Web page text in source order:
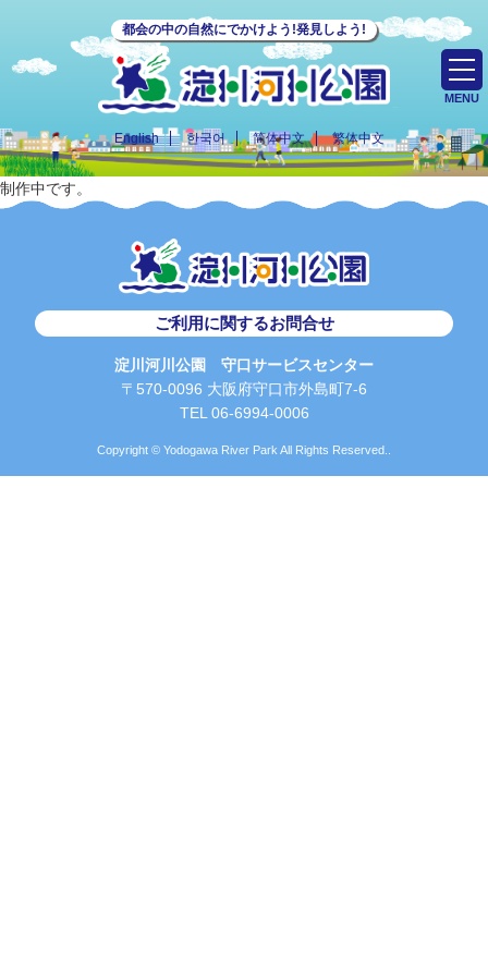
都会の中の自然にでかけよう!発見しよう!
English 한국어 简体中文 繁体中文
MENU
制作中です。
ご利用に関するお問合せ
淀川河川公園 守口サービスセンター
〒570-0096 大阪府守口市外島町7-6
TEL 06-6994-0006
Copyright © Yodogawa River Park All Rights Reserved..